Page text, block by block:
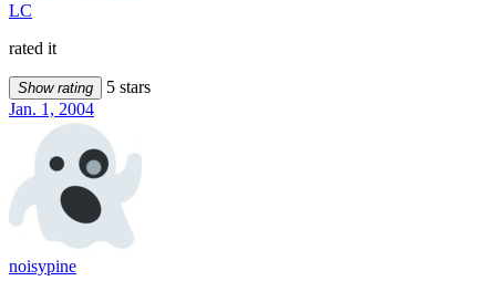
LC
rated it
Show rating
5 stars
Jan. 1, 2004
noisypine